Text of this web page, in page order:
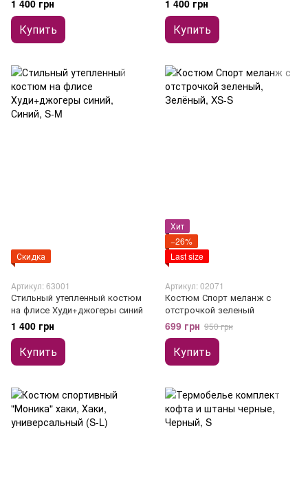
1 400 грн
Купить
1 400 грн
Купить
Скидка
Артикул: 63001
Стильный утепленный костюм
на флисе Худи+джогеры синий
1 400 грн
Купить
Хит
−26%
Last size
Артикул: 02071
Костюм Спорт меланж с
отстрочкой зеленый
699 грн 950 грн
Купить